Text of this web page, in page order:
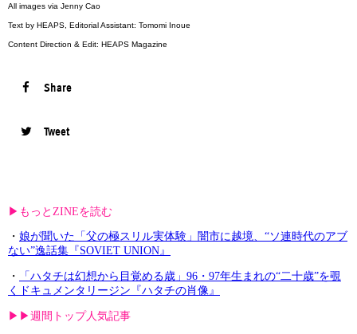
All images via Jenny Cao
Text by HEAPS, Editorial Assistant: Tomomi Inoue
Content Direction & Edit: HEAPS Magazine
Share
Tweet
▶︎もっとZINEを読む
・ 娘が聞いた「父の極スリル実体験」闇市に越境、“ソ連時代のアブ
ない”逸話集『SOVIET UNION』
・
「ハタチは幻想から目覚める歳」96・97年生まれの“二十歳”を覗
くドキュメンタリージン『ハタチの肖像』
▶︎▶︎週間トップ人気記事